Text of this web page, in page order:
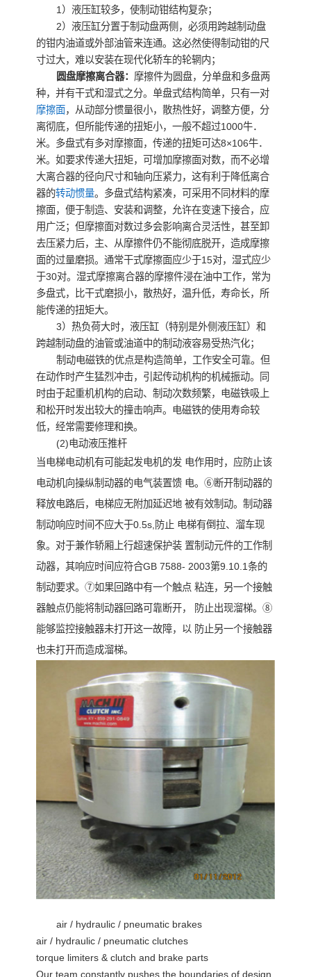
1）液压缸较多，使制动钳结构复杂；
2）液压缸分置于制动盘两侧，必须用跨越制动盘
的钳内油道或外部油管来连通。这必然使得制动钳的尺
寸过大，难以安装在现代化轿车的轮辋内；
圆盘摩擦离合器： 摩擦件为圆盘，分单盘和多盘两
种，并有干式和湿式之分。单盘式结构简单，只有一对
摩擦面，从动部分惯量很小，散热性好，调整方便，分
离彻底，但所能传递的扭矩小，一般不超过1000牛．
米。多盘式有多对摩擦面，传递的扭矩可达8×106牛．
米。如要求传递大扭矩，可增加摩擦面对数，而不必增
大离合器的径向尺寸和轴向压紧力，这有利于降低离合
器的转动惯量。多盘式结构紧凑，可采用不同材料的摩
擦面，便于制造、安装和调整，允许在变速下接合，应
用广泛；但摩擦面对数过多会影响离合灵活性，甚至卸
去压紧力后，主、从摩擦件仍不能彻底脱开，造成摩擦
面的过量磨损。通常干式摩擦面应少于15对，湿式应少
于30对。湿式摩擦离合器的摩擦件浸在油中工作，常为
多盘式，比干式磨损小，散热好，温升低，寿命长，所
能传递的扭矩大。
3）热负荷大时，液压缸（特别是外侧液压缸）和
跨越制动盘的油管或油道中的制动液容易受热汽化；
制动电磁铁的优点是构造简单，工作安全可靠。但
在动作时产生猛烈冲击，引起传动机构的机械振动。同
时由于起重机机构的启动、制动次数频繁，电磁铁吸上
和松开时发出较大的撞击响声。电磁铁的使用寿命较
低，经常需要修理和换。
(2)电动液压推杆
当电梯电动机有可能起发电机的发 电作用时，应防止该
电动机向操纵制动器的电气装置馈 电。⑥断开制动器的
释放电路后，电梯应无附加延迟地 被有效制动。制动器
制动响应时间不应大于0.5s,防止 电梯有倒拉、溜车现
象。对于兼作轿厢上行超速保护装 置制动元件的工作制
动器，其响应时间应符合GB 7588- 2003第9.10.1条的
制动要求。⑦如果回路中有一个触点 粘连，另一个接触
器触点仍能将制动器回路可靠断开， 防止出现溜梯。⑧
能够监控接触器未打开这一故障，以 防止另一个接触器
也未打开而造成溜梯。
air / hydraulic / pneumatic brakes
air / hydraulic / pneumatic clutches
torque limiters & clutch and brake parts
Our team constantly pushes the boundaries of design,